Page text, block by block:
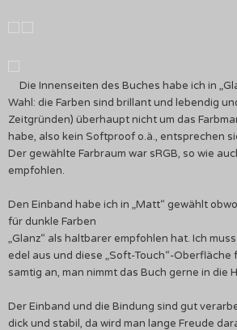
Die Innenseiten des Buches habe ich in
Wahl: die Farben sind brillant und lebendig
Zeitgründen) überhaupt nicht um das
habe, also kein Softproof o.ä., entsprechen
Der gewählte Farbraum war sRGB, so wie
empfohlen.
Den Einband habe ich in „Matt“ gewählt
für dunkle Farben
„Glanz“ als haltbarer empfohlen hat. Ich
edel aus und diese „Soft-Touch“-
samtig an, man nimmt das Buch gerne in die
Der Einband und die Bindung sind gut
dick und stabil, da wird man lange Freude